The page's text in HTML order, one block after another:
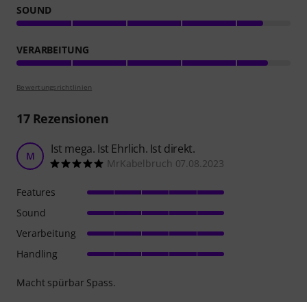
SOUND
VERARBEITUNG
Bewertungsrichtlinien
17Rezensionen
M Ist mega. Ist Ehrlich. Ist direkt.
MrKabelbruch 07.08.2023
Macht spürbar Spass.
Features
Sound
Verarbeitung
Handling